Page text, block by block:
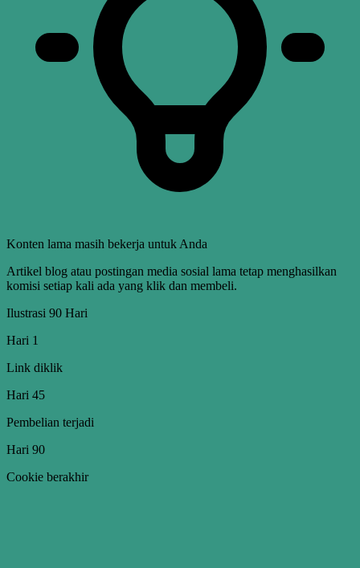
Konten lama masih bekerja untuk Anda
Artikel blog atau postingan media sosial lama tetap menghasilkan
komisi setiap kali ada yang klik dan membeli.
Ilustrasi 90 Hari
Hari 1
Link diklik
Hari 45
Pembelian terjadi
Hari 90
Cookie berakhir